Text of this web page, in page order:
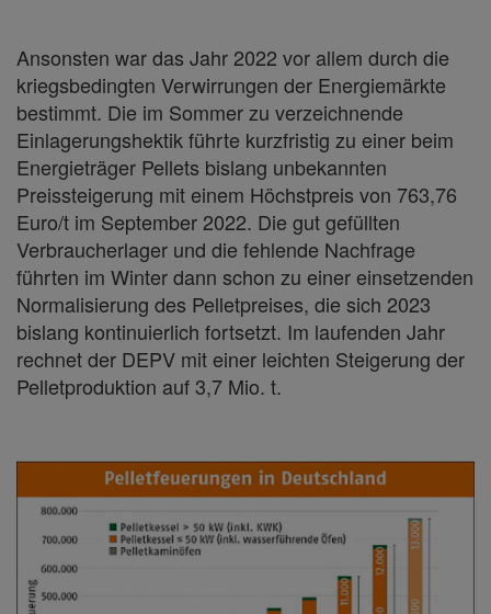
Ansonsten war das Jahr 2022 vor allem durch die
kriegsbedingten Verwirrungen der Energiemärkte
bestimmt. Die im Sommer zu verzeichnende
Einlagerungshektik führte kurzfristig zu einer beim
Energieträger Pellets bislang unbekannten
Preissteigerung mit einem Höchstpreis von 763,76
Euro/t im September 2022. Die gut gefüllten
Verbraucherlager und die fehlende Nachfrage
führten im Winter dann schon zu einer einsetzenden
Normalisierung des Pelletpreises, die sich 2023
bislang kontinuierlich fortsetzt. Im laufenden Jahr
rechnet der DEPV mit einer leichten Steigerung der
Pelletproduktion auf 3,7 Mio. t.